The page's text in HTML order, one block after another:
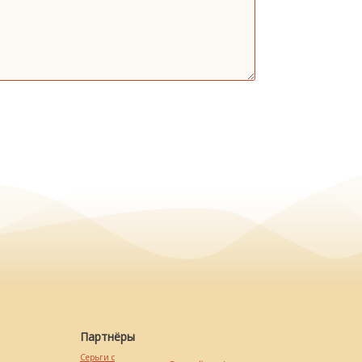
Партнёры
Серьги с